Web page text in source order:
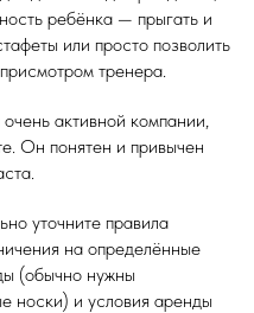
ребёнка — прыгать и
или просто позволить
тренера.
активной компании,
Он понятен и привычен
уточните правила
на определённые
(обычно нужны
носки) и условия аренды